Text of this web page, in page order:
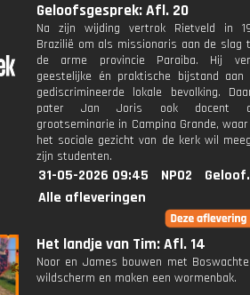
Geloofsgesprek: Afl. 20
Na zijn wijding vertrok Rietveld in
Brazilië om als missionaris aan de slag
de arme provincie Paraiba. Hij
geestelijke én praktische bijstand aan
gediscrimineerde lokale bevolking.
pater Jan Joris ook docent
grootseminarie in Campina Grande,
het sociale gezicht van de kerk wil
zijn studenten.
31-05-2026 09:45 NPO2
Alle afleveringen
Het landje van Tim: Afl. 14
Noor en James bouwen met
wildscherm en maken een wormenbak.